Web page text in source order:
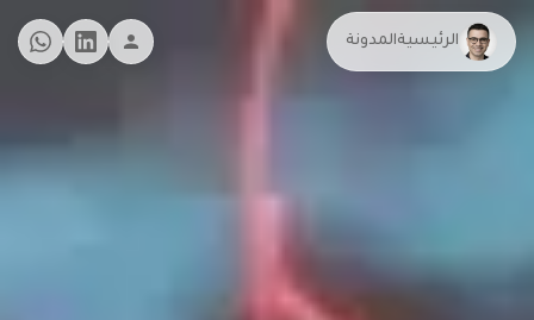
الرئيسيةالمدونة